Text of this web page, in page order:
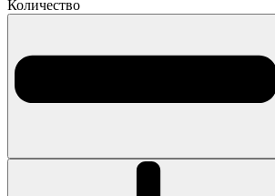
Количество